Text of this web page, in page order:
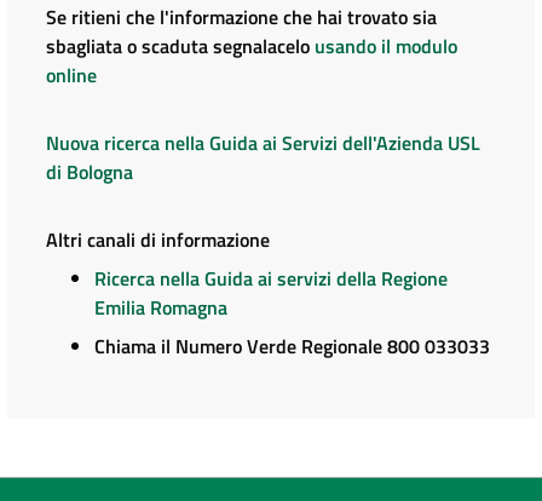
Se ritieni che l'informazione che hai trovato sia
sbagliata o scaduta segnalacelo usando il modulo
online
Nuova ricerca nella Guida ai Servizi dell'Azienda USL
di Bologna
Altri canali di informazione
Ricerca nella Guida ai servizi della Regione
Emilia Romagna
Chiama il Numero Verde Regionale 800 033033